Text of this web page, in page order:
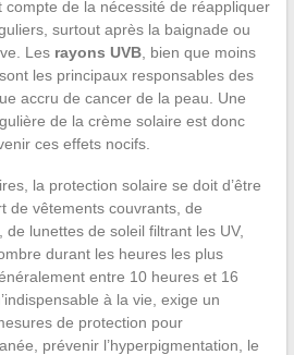
de la nécessité de réappliquer
surtout après la baignade ou
Les rayons UVB, bien que moins
les principaux responsables des
accru de cancer de la peau. Une
de la crème solaire est donc
ces effets nocifs.
la protection solaire se doit d’être
de vêtements couvrants, de
lunettes de soleil filtrant les UV,
durant les heures les plus
entre 10 heures et 16
à la vie, exige un
de protection pour
prévenir l’hyperpigmentation, le